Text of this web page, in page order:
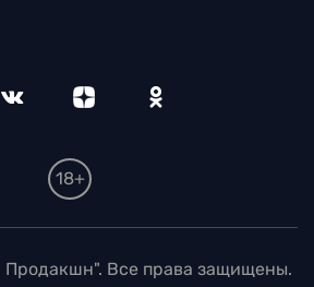
18+
Все права защищены.